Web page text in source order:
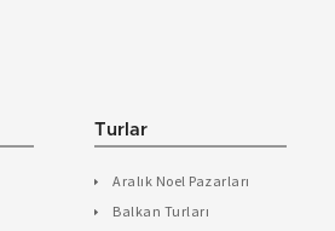
Turlar
Aralık Noel Pazarları
Balkan Turları